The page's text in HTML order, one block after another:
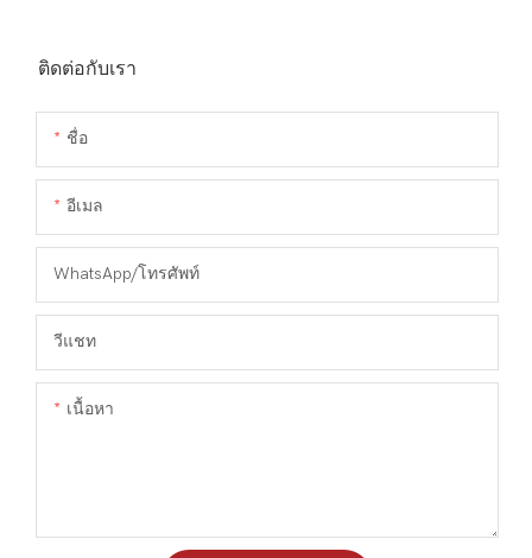
ติดต่อกับเรา
ชื่อ
อีเมล
WhatsApp/โทรศัพท์
วีแชท
เนื้อหา